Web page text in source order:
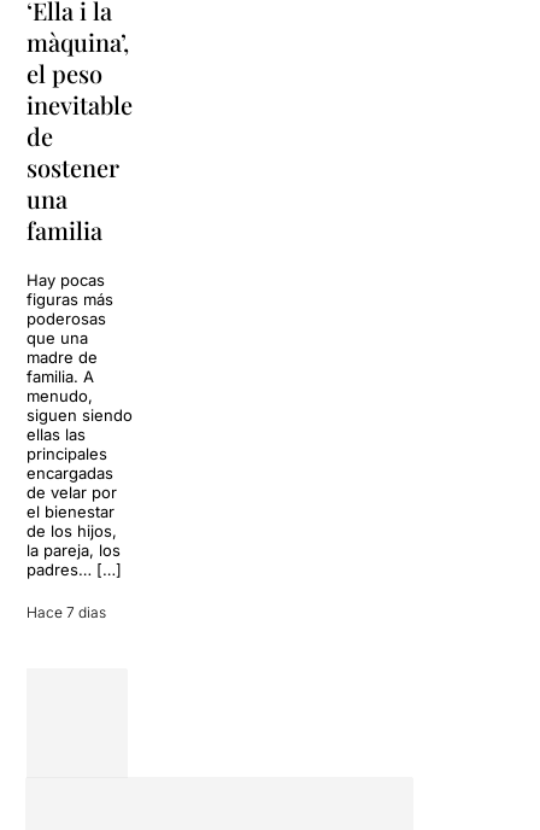
‘Ella i la
màquina’,
el peso
inevitable
de
sostener
una
familia
Hay pocas
figuras más
poderosas
que una
madre de
familia. A
menudo,
siguen siendo
ellas las
principales
encargadas
de velar por
el bienestar
de los hijos,
la pareja, los
padres… […]
Hace 7 dias